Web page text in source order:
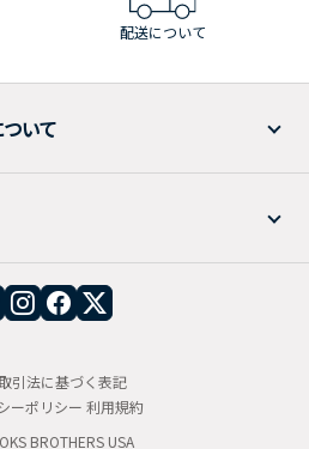
配送について
いて
引法に基づく表記
ーポリシー 利用規約
BROTHERS USA